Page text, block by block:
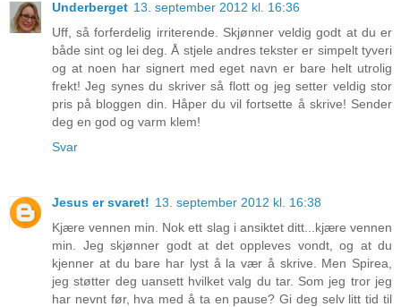
Underberget 13. september 2012 kl. 16:36
Uff, så forferdelig irriterende. Skjønner veldig godt at du er
både sint og lei deg. Å stjele andres tekster er simpelt tyveri
og at noen har signert med eget navn er bare helt utrolig
frekt! Jeg synes du skriver så flott og jeg setter veldig stor
pris på bloggen din. Håper du vil fortsette å skrive! Sender
deg en god og varm klem!
Svar
Jesus er svaret! 13. september 2012 kl. 16:38
Kjære vennen min. Nok ett slag i ansiktet ditt...kjære vennen
min. Jeg skjønner godt at det oppleves vondt, og at du
kjenner at du bare har lyst å la vær å skrive. Men Spirea,
jeg støtter deg uansett hvilket valg du tar. Som jeg tror jeg
har nevnt før, hva med å ta en pause? Gi deg selv litt tid til